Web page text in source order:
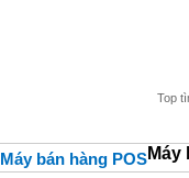
Máy bán hàng POSMáy